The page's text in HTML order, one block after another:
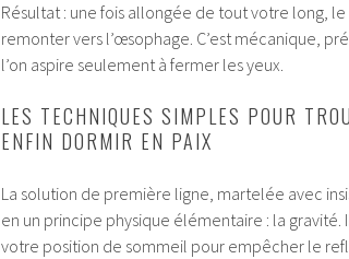
Résultat : une fois allongée de tout votre long,
remonter vers l’œsophage. C’est mécanique,
l’on aspire seulement à fermer les yeux.
LES TECHNIQUES SIMPLES POUR
ENFIN DORMIR EN PAIX
La solution de première ligne, martelée avec
en un principe physique élémentaire : la
votre position de sommeil pour empêcher le